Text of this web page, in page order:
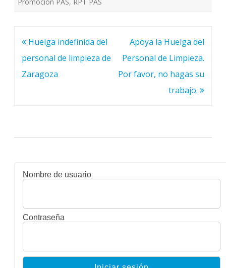
Navegación
de
entradas
Huelga indefinida del
personal de limpieza de
Zaragoza
Apoya la Huelga del
Personal de Limpieza.
Por favor, no hagas su
trabajo.
Nombre de usuario
Contraseña